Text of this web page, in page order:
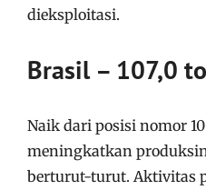
dieksploitasi.
Brasil – 107,0
Naik dari posisi nomor
meningkatkan
berturut-turut. Aktivitas